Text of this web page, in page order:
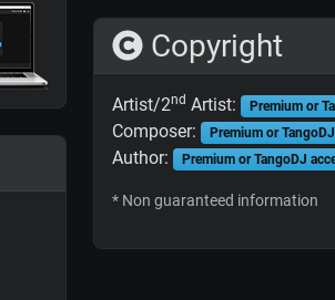
Copyright
Artist/2nd Artist: Premium or
Composer: Premium or
Author: Premium or TangoDJ
* Non guaranteed information